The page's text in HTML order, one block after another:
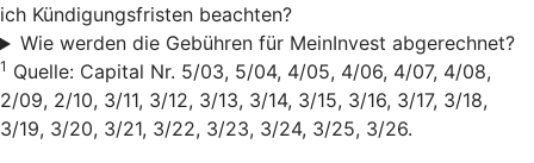
ich Kündigungsfristen beachten?
Wie werden die Gebühren für MeinInvest abgerechnet?
1 Quelle: Capital Nr. 5/03, 5/04, 4/05, 4/06, 4/07, 4/08,
2/09, 2/10, 3/11, 3/12, 3/13, 3/14, 3/15, 3/16, 3/17, 3/18,
3/19, 3/20, 3/21, 3/22, 3/23, 3/24, 3/25, 3/26.